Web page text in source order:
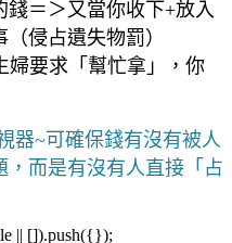
＝＞又當你收下+放入
侵占遺失物罰）
器~可確保錢有沒有被人
而是有沒有人直接「占
|| []).push({});